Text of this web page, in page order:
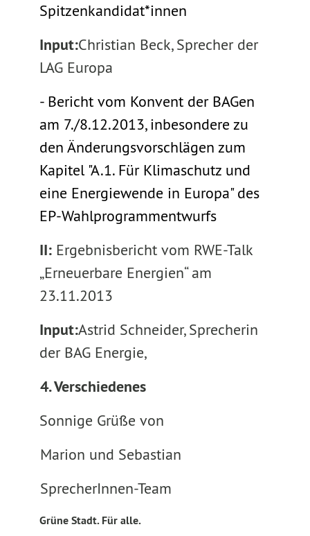
Spitzenkandidat*innen
Input:Christian Beck, Sprecher der
LAG Europa
- Bericht vom Konvent der BAGen
am 7./8.12.2013, inbesondere zu
den Änderungsvorschlägen zum
Kapitel "A.1. Für Klimaschutz und
eine Energiewende in Europa" des
EP-Wahlprogrammentwurfs
II:Ergebnisbericht vom RWE-Talk
„Erneuerbare Energien“ am
23.11.2013
Input:Astrid Schneider, Sprecherin
der BAG Energie,
4. Verschiedenes
Sonnige Grüße von
Marion und Sebastian
SprecherInnen-Team
Grüne Stadt. Für alle.